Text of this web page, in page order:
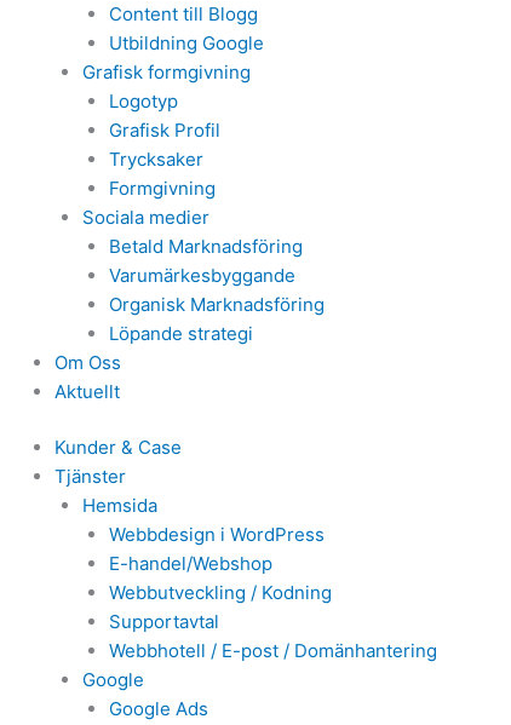
Content till Blogg
Utbildning Google
Grafisk formgivning
Logotyp
Grafisk Profil
Trycksaker
Formgivning
Sociala medier
Betald Marknadsföring
Varumärkesbyggande
Organisk Marknadsföring
Löpande strategi
Om Oss
Aktuellt
Kunder & Case
Tjänster
Hemsida
Webbdesign i WordPress
E-handel/Webshop
Webbutveckling / Kodning
Supportavtal
Webbhotell / E-post / Domänhantering
Google
Google Ads